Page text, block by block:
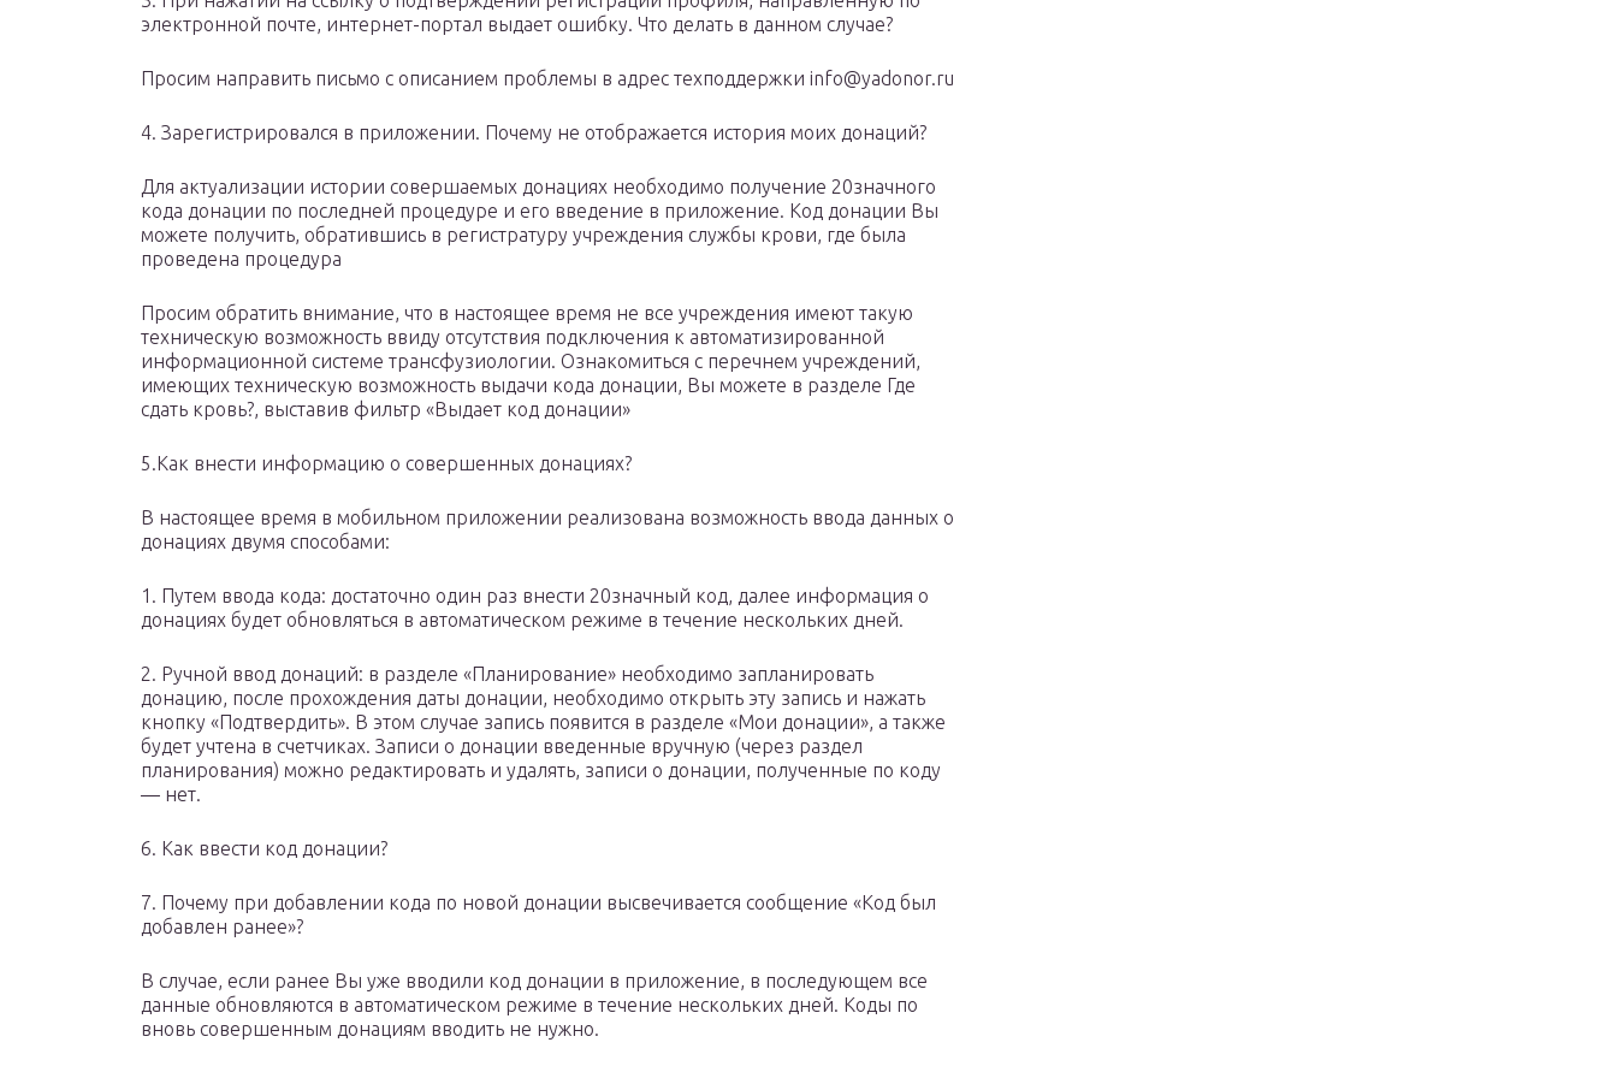
электронной почте, интернет-портал выдает ошибку. Что делать в данном случае?
Просим направить письмо с описанием проблемы в адрес техподдержки info@yadonor.ru
4. Зарегистрировался в приложении. Почему не отображается история моих донаций?
Для актуализации истории совершаемых донациях необходимо получение 20значного
кода донации по последней процедуре и его введение в приложение. Код донации Вы
можете получить, обратившись в регистратуру учреждения службы крови, где была
проведена процедура
Просим обратить внимание, что в настоящее время не все учреждения имеют такую
техническую возможность ввиду отсутствия подключения к автоматизированной
информационной системе трансфузиологии. Ознакомиться с перечнем учреждений,
имеющих техническую возможность выдачи кода донации, Вы можете в разделе Где
сдать кровь?, выставив фильтр «Выдает код донации»
5.Как внести информацию о совершенных донациях?
В настоящее время в мобильном приложении реализована возможность ввода данных о
донациях двумя способами:
1. Путем ввода кода: достаточно один раз внести 20значный код, далее информация о
донациях будет обновляться в автоматическом режиме в течение нескольких дней.
2. Ручной ввод донаций: в разделе «Планирование» необходимо запланировать
донацию, после прохождения даты донации, необходимо открыть эту запись и нажать
кнопку «Подтвердить». В этом случае запись появится в разделе «Мои донации», а также
будет учтена в счетчиках. Записи о донации введенные вручную (через раздел
планирования) можно редактировать и удалять, записи о донации, полученные по коду
— нет.
6. Как ввести код донации?
7. Почему при добавлении кода по новой донации высвечивается сообщение «Код был
добавлен ранее»?
В случае, если ранее Вы уже вводили код донации в приложение, в последующем все
данные обновляются в автоматическом режиме в течение нескольких дней. Коды по
вновь совершенным донациям вводить не нужно.